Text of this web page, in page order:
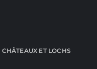
ET LOCHS